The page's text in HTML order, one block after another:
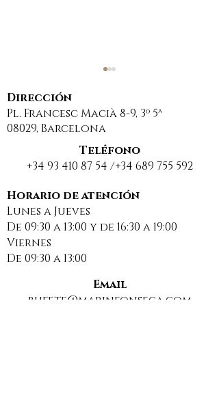
comunidad de
propietarios por
usar una web
insegura para
compartir datos
personales
Dirección
Pl. Francesc Macià 8-9, 3º 5ª
08029, Barcelona
Teléfono
+34 93 410 87 54 /+34 689 755 592
Horario de atención
Lunes a Jueves
De 09:30 a 13:00 y de 16:30 a 19:00
Viernes
De 09:30 a 13:00
Email
bufete@marinfonseca.com